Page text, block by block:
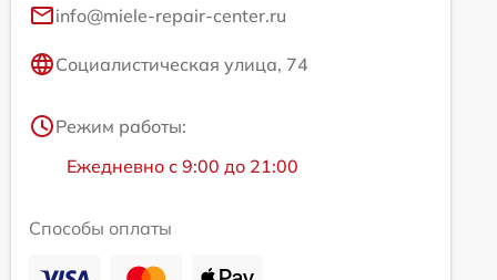
info@miele-repair-center.ru
Социалистическая улица, 74
Режим работы:
Ежедневно с 9:00 до 21:00
Способы оплаты